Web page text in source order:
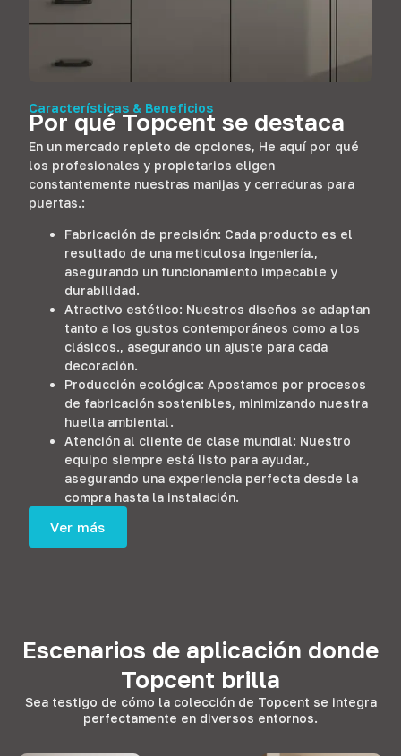
Características & Beneficios
Por qué Topcent se destaca
En un mercado repleto de opciones, He aquí por qué
los profesionales y propietarios eligen
constantemente nuestras manijas y cerraduras para
puertas.:
Fabricación de precisión: Cada producto es el
resultado de una meticulosa ingeniería.,
asegurando un funcionamiento impecable y
durabilidad.
Atractivo estético: Nuestros diseños se adaptan
tanto a los gustos contemporáneos como a los
clásicos., asegurando un ajuste para cada
decoración.
Producción ecológica: Apostamos por procesos
de fabricación sostenibles, minimizando nuestra
huella ambiental.
Atención al cliente de clase mundial: Nuestro
equipo siempre está listo para ayudar.,
asegurando una experiencia perfecta desde la
compra hasta la instalación.
Ver más
Escenarios de aplicación donde
Topcent brilla
Sea testigo de cómo la colección de Topcent se integra
perfectamente en diversos entornos.